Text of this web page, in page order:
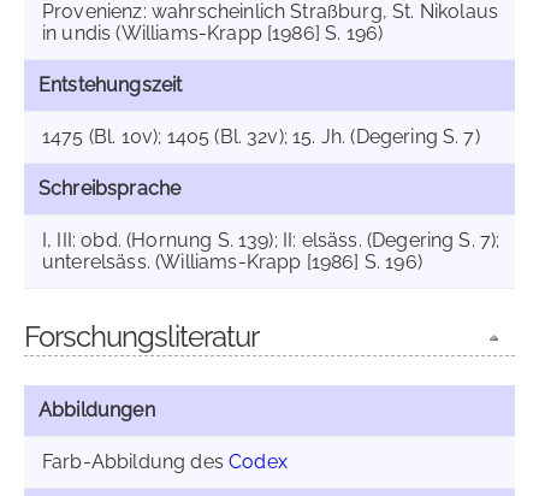
Provenienz: wahrscheinlich Straßburg, St. Nikolaus
in undis (Williams-Krapp [1986] S. 196)
Entstehungszeit
1475 (Bl. 10v); 1405 (Bl. 32v); 15. Jh. (Degering S. 7)
Schreibsprache
I, III: obd. (Hornung S. 139); II: elsäss. (Degering S. 7);
unterelsäss. (Williams-Krapp [1986] S. 196)
Forschungsliteratur
Abbildungen
Farb-Abbildung desCodex